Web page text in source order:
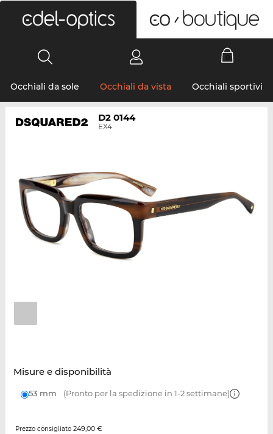
Occhiali da sole Occhiali da vista Occhiali sportivi
D2 0144
EX4
Misure e disponibilità
53 mm (Pronto per la spedizione in 1-2 settimane)
Prezzo consigliato 249,00 €